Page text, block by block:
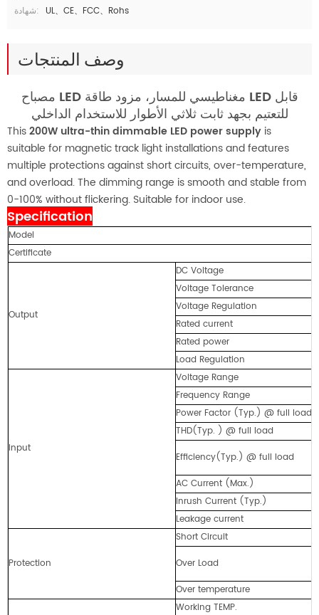
شهادة:
UL、CE、FCC、Rohs
وصف المنتجات
مصباح LED مغناطيسي للمسار، مزود طاقة LED قابل
للتعتيم بجهد ثابت ثلاثي الأطوار للاستخدام الداخلي
This200W ultra-thin dimmable LED power supply is
suitable for magnetic track light installations and features
multiple protections against short circuits, over-temperature,
and overload. The dimming range is smooth and stable from
0-100% without flickering. Suitable for indoor use.
Specification
Model
Certificate
Output
DC Voltage
Voltage Tolerance
Voltage Regulation
Rated current
Rated power
Load Regulation
Input
Voltage Range
Frequency Range
Power Factor (Typ.) @ full load
THD(Typ. ) @ full load
Efficiency(Typ.) @ full load
AC Current (Max.)
Inrush Current (Typ.)
Leakage current
Protection
Short Circuit
Over Load
Over temperature
Working TEMP.